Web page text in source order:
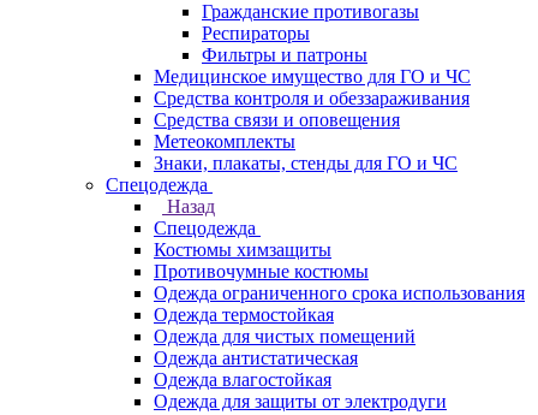
Гражданские противогазы
Респираторы
Фильтры и патроны
Медицинское имущество для ГО и ЧС
Средства контроля и обеззараживания
Средства связи и оповещения
Метеокомплекты
Знаки, плакаты, стенды для ГО и ЧС
Спецодежда
Назад
Спецодежда
Костюмы химзащиты
Противочумные костюмы
Одежда ограниченного срока использования
Одежда термостойкая
Одежда для чистых помещений
Одежда антистатическая
Одежда влагостойкая
Одежда для защиты от электродуги